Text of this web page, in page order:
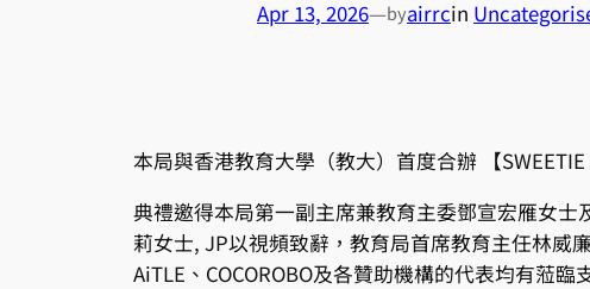
Apr 13, 2026—byairrcin
本局與香港教育大學（教大）首度合辦 【
典禮邀得本局第一副主席兼教育主委鄧宣宏雁女
莉女士, JP以視頻致辭，教育局首席教育主任林威
AiTLE、COCOROBO及各贊助機構的代表均有蒞臨